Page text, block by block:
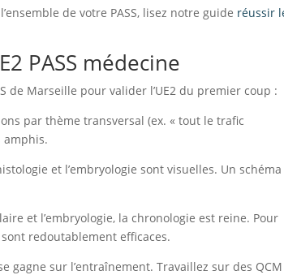
de votre PASS, lisez notre guide réussir
PASS médecine
de Marseille pour valider l’UE2 du premier coup :
par thème transversal (ex. « tout le trafic
amphis.
et l’embryologie sont visuelles. Un schéma
et l’embryologie, la chronologie est reine. Pour
redoutablement efficaces.
gagne sur l’entraînement. Travaillez sur des QCM